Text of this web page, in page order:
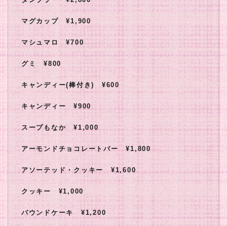
マグカップ ¥1,900
マシュマロ ¥700
グミ ¥800
キャンディー(棒付き) ¥600
キャンディー ¥900
スープもなか ¥1,000
アーモンドチョコレートバー ¥1,800
アソーテッド・クッキー ¥1,600
クッキー ¥1,000
パウンドケーキ ¥1,200